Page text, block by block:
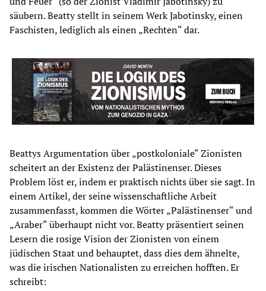
säubern. Beatty stellt in seinem Werk Jabotinsky, einen
Faschisten, lediglich als einen „Rechten“ dar.
Beattys Argumentation über „postkoloniale“ Zionisten
scheitert an der Existenz der Palästinenser. Dieses
Problem löst er, indem er praktisch nichts über sie sagt. In
einem Artikel, der seine wissenschaftliche Arbeit
zusammenfasst, kommen die Wörter „Palästinenser“ und
„Araber“ überhaupt nicht vor. Beatty präsentiert seinen
Lesern die rosige Vision der Zionisten von einem
jüdischen Staat und behauptet, dass dies dem ähnelte,
was die irischen Nationalisten zu erreichen hofften. Er
schreibt: